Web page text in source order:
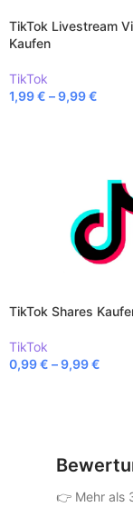
TikTok Livestream
Kaufen
TikTok
1,99€ –9,99€
TikTok Shares
TikTok
0,99€ –9,99€
👉 Mehr als